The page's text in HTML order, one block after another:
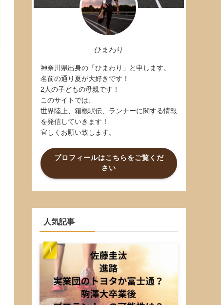
ひまわり
神奈川県出身の「ひまわり」と申します。
名前の通り夏が大好きです！
2人の子どもの母親です！
このサイトでは、
世界陸上、箱根駅伝、ランナーに関する情報
を発信していきます！
宜しくお願い致します。
プロフィールはこちらをご覧くだ
さい
人気記事